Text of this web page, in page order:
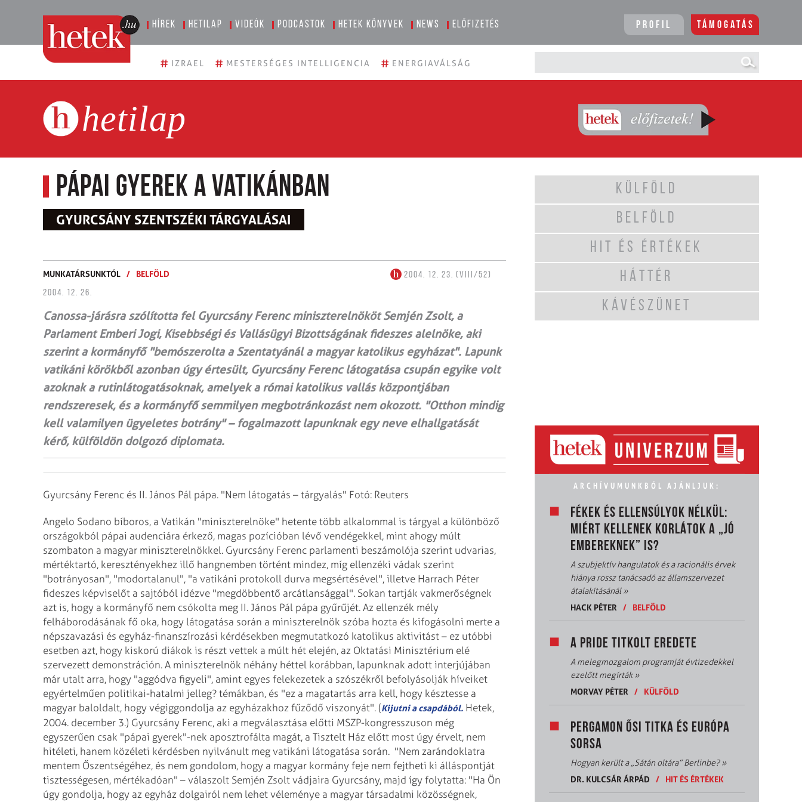
Hírek Hetilap Videók Podcastok Hetek könyvek News Előfizetés Profil Támogatás
# IZRAEL # MESTERSÉGES INTELLIGENCIA # ENERGIAVÁLSÁG
hetilap
Pápai gyerek a Vatikánban
GYURCSÁNY SZENTSZÉKI TÁRGYALÁSAI
MUNKATÁRSUNKTÓL / BELFÖLD
2004. 12. 23. (VIII/52)
2004. 12. 26.
Canossa-járásra szólította fel Gyurcsány Ferenc miniszterelnököt Semjén Zsolt, a
Parlament Emberi Jogi, Kisebbségi és Vallásügyi Bizottságának fideszes alelnöke, aki
szerint a kormányfő "bemószerolta a Szentatyánál a magyar katolikus egyházat". Lapunk
vatikáni körökből azonban úgy értesült, Gyurcsány Ferenc látogatása csupán egyike volt
azoknak a rutinlátogatásoknak, amelyek a római katolikus vallás központjában
rendszeresek, és a kormányfő semmilyen megbotránkozást nem okozott. "Otthon mindig
kell valamilyen ügyeletes botrány" – fogalmazott lapunknak egy neve elhallgatását
kérő, külföldön dolgozó diplomata.
Gyurcsány Ferenc és II. János Pál pápa. "Nem látogatás – tárgyalás" Fotó: Reuters
Angelo Sodano bíboros, a Vatikán "miniszterelnöke" hetente több alkalommal is tárgyal a különböző
országokból pápai audenciára érkező, magas pozícióban lévő vendégekkel, mint ahogy múlt
szombaton a magyar miniszterelnökkel. Gyurcsány Ferenc parlamenti beszámolója szerint udvarias,
mértéktartó, keresztényekhez illő hangnemben történt mindez, míg ellenzéki vádak szerint
"botrányosan", "modortalanul", "a vatikáni protokoll durva megsértésével", illetve Harrach Péter
fideszes képviselőt a sajtóból idézve "megdöbbentő arcátlansággal". Sokan tartják vakmerőségnek
azt is, hogy a kormányfő nem csókolta meg II. János Pál pápa gyűrűjét. Az ellenzék mély
felháborodásának fő oka, hogy látogatása során a miniszterelnök szóba hozta és kifogásolni merte a
népszavazási és egyház-finanszírozási kérdésekben megmutatkozó katolikus aktivitást – ez utóbbi
esetben azt, hogy kiskorú diákok is részt vettek a múlt hét elején, az Oktatási Minisztérium elé
szervezett demonstráción. A miniszterelnök néhány héttel korábban, lapunknak adott interjújában
már utalt arra, hogy "aggódva figyeli", amint egyes felekezetek a szószékről befolyásolják híveiket
egyértelműen politikai-hatalmi jelleg? témákban, és "ez a magatartás arra kell, hogy késztesse a
magyar baloldalt, hogy végiggondolja az egyházakhoz fűződő viszonyát". (Kijutni a csapdából. Hetek,
2004. december 3.) Gyurcsány Ferenc, aki a megválasztása előtti MSZP-kongresszuson még
egyszerűen csak "pápai gyerek"-nek aposztrofálta magát, a Tisztelt Ház előtt most úgy érvelt, nem
hitéleti, hanem közéleti kérdésben nyilvánult meg vatikáni látogatása során. "Nem zarándoklatra
mentem Őszentségéhez, és nem gondolom, hogy a magyar kormány feje nem fejtheti ki álláspontját
tisztességesen, mértékadóan" – válaszolt Semjén Zsolt vádjaira Gyurcsány, majd így folytatta: "Ha Ön
úgy gondolja, hogy az egyház dolgairól nem lehet véleménye a magyar társadalmi közösségnek,
KÜLFÖLD
BELFÖLD
HIT ÉS ÉRTÉKEK
HÁTTÉR
KÁVÉSZÜNET
ARCHÍVUMUNKBÓL AJÁNLJUK:
FÉKEK ÉS ELLENSÚLYOK NÉLKÜL:
MIÉRT KELLENEK KORLÁTOK A „JÓ
EMBEREKNEK” IS?
A szubjektív hangulatok és a racionális érvek
hiánya rossz tanácsadó az államszervezet
átalakításánál»
HACK PÉTER
/ BELFÖLD
A PRIDE TITKOLT EREDETE
A melegmozgalom programját évtizedekkel
ezelőtt megírták»
MORVAY PÉTER
/ KÜLFÖLD
PERGAMON ŐSI TITKA ÉS EURÓPA
SORSA
Hogyan került a „Sátán oltára” Berlinbe?»
DR. KULCSÁR ÁRPÁD
/ HIT ÉS ÉRTÉKEK